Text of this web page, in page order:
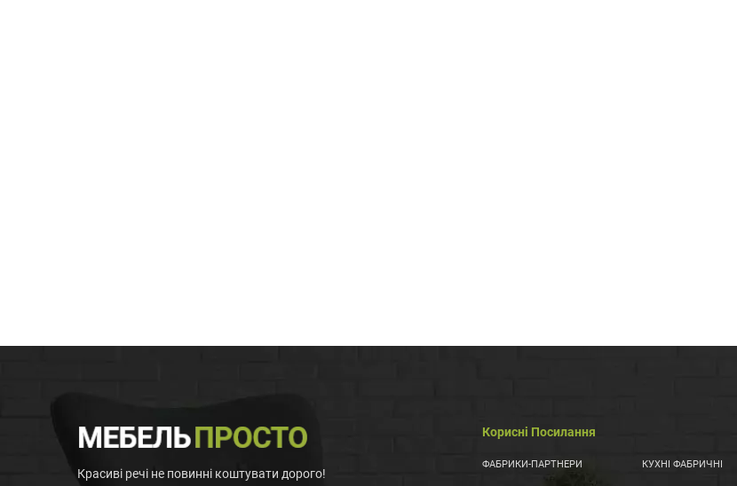
Красиві речі не повинні коштувати дорого!
Корисні Посилання
ФАБРИКИ-ПАРТНЕРИ КУХНІ ФАБРИЧНІ